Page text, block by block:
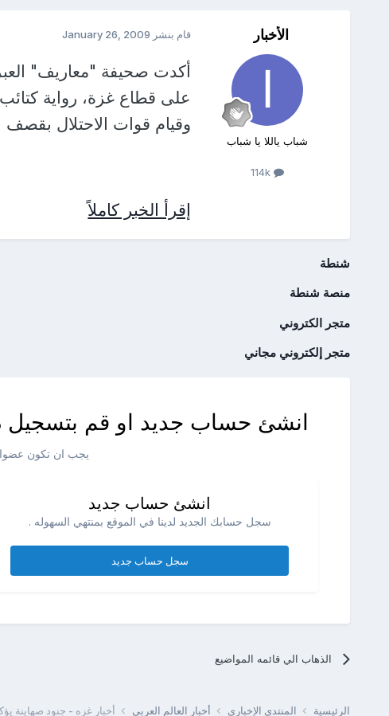
الأخبار
شباب ياللا يا شباب
114k
قام بنشر January 26, 2009
أكدت صحيفة "معاريف"
على قطاع غزة، رواية
وقيام قوات الاحتلال بقصف
إقرأ الخبر كاملاً
شنطة
منصة شنطة
متجر الكتروني
متجر إلكتروني مجاني
انشئ حساب جديد او قم بتسجيل
يجب ان تكون عضوا
انشئ حساب جديد
سجل حسابك الجديد لدينا في الموقع بمنتهي السهوله .
سجل حساب جديد
الذهاب الي قائمه المواضيع
الرئيسية المنتدى الإخبارى أخبار العالم العربى أخبار غزه - جنود صهاينة